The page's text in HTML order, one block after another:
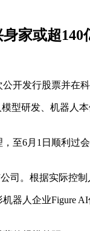
家或超140
开发行股票并在科
型研发、机器
至6月1日顺利
。根据实际控
人企业Figure